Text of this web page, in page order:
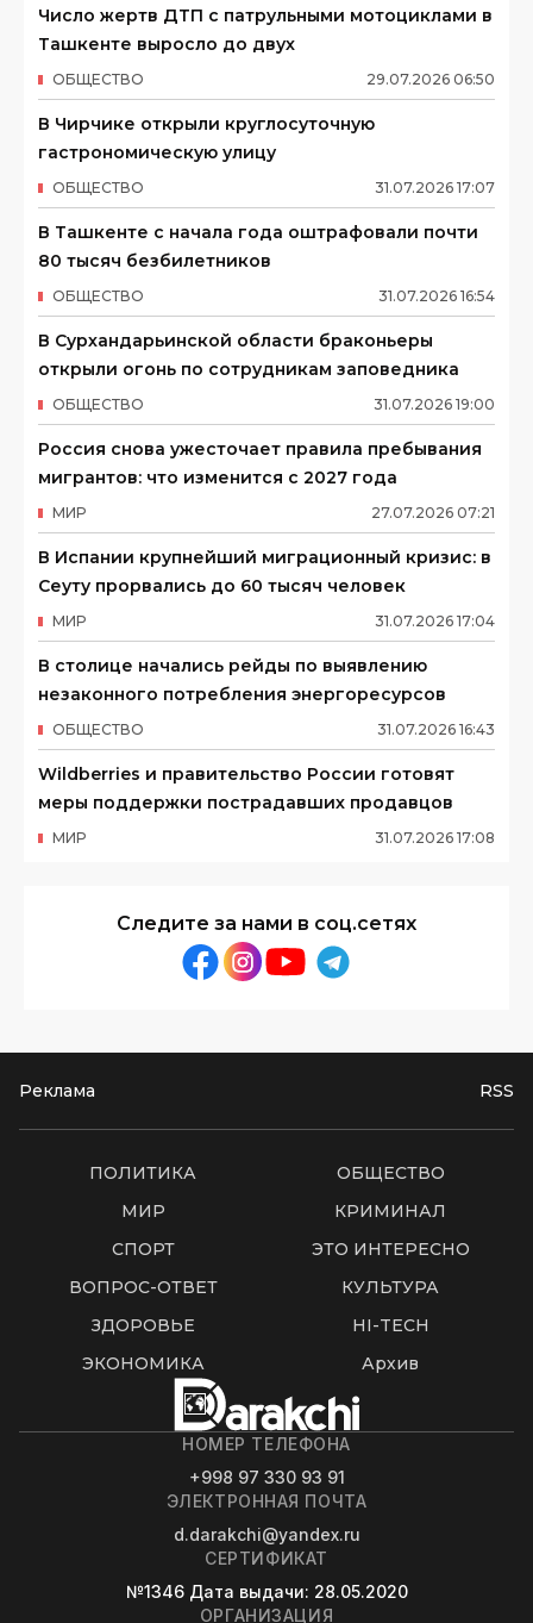
Число жертв ДТП с патрульными мотоциклами в
Ташкенте выросло до двух
29.07.2026 06:50
ОБЩЕСТВО
В Чирчике открыли круглосуточную
гастрономическую улицу
31.07.2026 17:07
ОБЩЕСТВО
В Ташкенте с начала года оштрафовали почти
80 тысяч безбилетников
31.07.2026 16:54
ОБЩЕСТВО
В Сурхандарьинской области браконьеры
открыли огонь по сотрудникам заповедника
31.07.2026 19:00
ОБЩЕСТВО
Россия снова ужесточает правила пребывания
мигрантов: что изменится с 2027 года
27.07.2026 07:21
МИР
В Испании крупнейший миграционный кризис: в
Сеуту прорвались до 60 тысяч человек
31.07.2026 17:04
МИР
В столице начались рейды по выявлению
незаконного потребления энергоресурсов
31.07.2026 16:43
ОБЩЕСТВО
Wildberries и правительство России готовят
меры поддержки пострадавших продавцов
31.07.2026 17:08
МИР
Следите за нами в соц.сетях
Реклама RSS
ПОЛИТИКА
ОБЩЕСТВО
МИР
КРИМИНАЛ
СПОРТ
ЭТО ИНТЕРЕСНО
ВОПРОС-ОТВЕТ
КУЛЬТУРА
ЗДОРОВЬЕ
HI-TECH
ЭКОНОМИКА
Архив
НОМЕР ТЕЛЕФОНА
+998 97 330 93 91
ЭЛЕКТРОННАЯ ПОЧТА
d.darakchi@yandex.ru
СЕРТИФИКАТ
№1346 Дата выдачи: 28.05.2020
ОРГАНИЗАЦИЯ